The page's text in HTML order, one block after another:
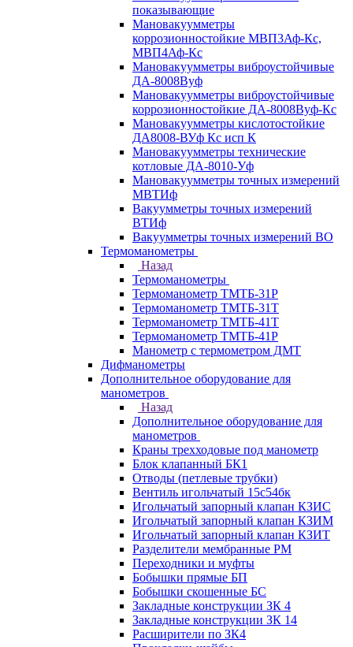
показывающие
Мановакуумметры
коррозионностойкие МВП3Аф-Кс,
МВП4Аф-Кс
Мановакуумметры виброустойчивые
ДА-8008Вуф
Мановакуумметры виброустойчивые
коррозионностойкие ДА-8008Вуф-Кс
Мановакуумметры кислотостойкие
ДА8008-ВУф Кс исп К
Мановакуумметры технические
котловые ДА-8010-Уф
Мановакуумметры точных измерений
МВТИф
Вакуумметры точных измерений
ВТИф
Вакуумметры точных измерений ВО
Термоманометры
Назад
Термоманометры
Термоманометр ТМТБ-31Р
Термоманометр ТМТБ-31Т
Термоманометр ТМТБ-41Т
Термоманометр ТМТБ-41Р
Манометр с термометром ДМТ
Дифманометры
Дополнительное оборудование для
манометров
Назад
Дополнительное оборудование для
манометров
Краны трехходовые под манометр
Блок клапанный БК1
Отводы (петлевые трубки)
Вентиль игольчатый 15с54бк
Игольчатый запорный клапан КЗИС
Игольчатый запорный клапан КЗИМ
Игольчатый запорный клапан КЗИТ
Разделители мембранные РМ
Переходники и муфты
Бобышки прямые БП
Бобышки скошенные БС
Закладные конструкции ЗК 4
Закладные конструкции ЗК 14
Расширители по ЗК4